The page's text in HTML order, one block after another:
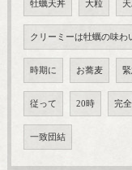
牡蠣天丼 大粒
クリーミーは牡蠣の味わ
時期に お蕎麦
従って 20時 完
一致団結